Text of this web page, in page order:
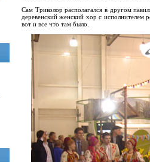
Сам Триколор располагался в другом
деревенский женский хор с исполнителем
вот и все что там было.